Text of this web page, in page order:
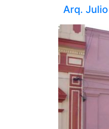
Arq.